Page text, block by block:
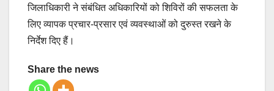
जिलाधिकारी ने संबंधित अधिकारियों को शिविरों की सफलता के
लिए व्यापक प्रचार-प्रसार एवं व्यवस्थाओं को दुरुस्त रखने के
निर्देश दिए हैं।
Share the news